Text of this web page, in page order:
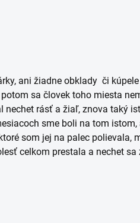
ani žiadne obklady či
sa človek toho miesta
rásť a žiaľ, znova taký
sme boli na tom
som jej na palec polievala,
celkom prestala a nechet